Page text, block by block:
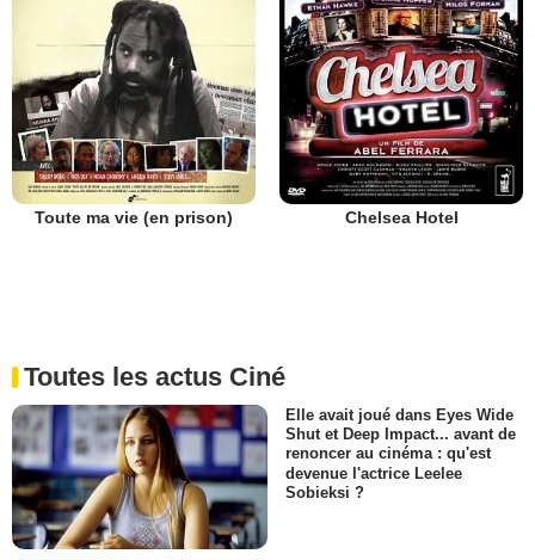
Toute ma vie (en prison) Chelsea Hotel
Toutes les actus Ciné
Elle avait joué dans Eyes Wide
Shut et Deep Impact... avant de
renoncer au cinéma : qu'est
devenue l'actrice Leelee
Sobieksi ?